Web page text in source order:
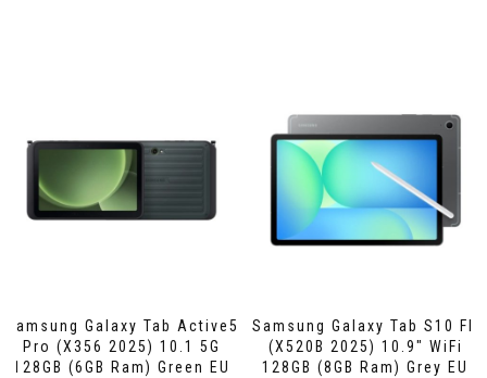
Samsung Galaxy Tab Active5
Pro (X356 2025) 10.1 5G
128GB (6GB Ram) Green EU
Samsung Galaxy Tab S10 FE
(X520B 2025) 10.9″ WiFi
128GB (8GB Ram) Grey EU